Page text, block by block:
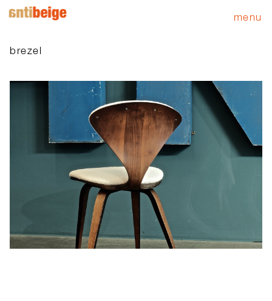
menu
brezel